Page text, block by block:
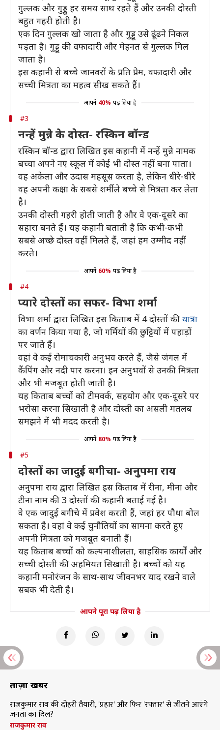
गुल्लक और गुड्डू हर समय साथ रहते हैं और उनकी दोस्ती
बहुत गहरी होती है।
एक दिन गुल्लक खो जाता है और गुड्डू उसे ढूंढने निकल
पड़ता है। गुड्डू की वफादारी और मेहनत से गुल्लक मिल
जाता है।
इस कहानी से बच्चे जानवरों के प्रति प्रेम, वफादारी और
सच्ची मित्रता का महत्व सीख सकते हैं।
आपने 40% पढ़ लिया है
#3
नन्हें मुन्ने के दोस्त- रस्किन बॉन्ड
रस्किन बॉन्ड द्वारा लिखित इस कहानी में नन्हें मुन्ने नामक
बच्चा अपने नए स्कूल में कोई भी दोस्त नहीं बना पाता।
वह अकेला और उदास महसूस करता है, लेकिन धीरे-धीरे
वह अपनी कक्षा के सबसे शर्मीले बच्चे से मित्रता कर लेता
है।
उनकी दोस्ती गहरी होती जाती है और वे एक-दूसरे का
सहारा बनते हैं। यह कहानी बताती है कि कभी-कभी
सबसे अच्छे दोस्त वहीं मिलते हैं, जहां हम उम्मीद नहीं
करते।
आपने 60% पढ़ लिया है
#4
प्यारे दोस्तों का सफर- विभा शर्मा
विभा शर्मा द्वारा लिखित इस किताब में 4 दोस्तों की यात्रा
का वर्णन किया गया है, जो गर्मियों की छुट्टियों में पहाड़ों
पर जाते हैं।
वहां वे कई रोमांचकारी अनुभव करते हैं, जैसे जंगल में
कैंपिंग और नदी पार करना। इन अनुभवों से उनकी मित्रता
और भी मजबूत होती जाती है।
यह किताब बच्चों को टीमवर्क, सहयोग और एक-दूसरे पर
भरोसा करना सिखाती है और दोस्ती का असली मतलब
समझने में भी मदद करती है।
आपने 80% पढ़ लिया है
#5
दोस्तों का जादुई बगीचा- अनुपमा राय
अनुपमा राय द्वारा लिखित इस किताब में रीना, मीना और
टीना नाम की 3 दोस्तों की कहानी बताई गई है।
वे एक जादुई बगीचे में प्रवेश करती हैं, जहां हर पौधा बोल
सकता है। वहां वे कई चुनौतियों का सामना करते हुए
अपनी मित्रता को मजबूत बनाती हैं।
यह किताब बच्चों को कल्पनाशीलता, साहसिक कार्यों और
सच्ची दोस्ती की अहमियत सिखाती है। बच्चों को यह
कहानी मनोरंजन के साथ-साथ जीवनभर याद रखने वाले
सबक भी देती है।
आपने पूरा पढ़ लिया है
ताज़ा खबरें
राजकुमार राव की दोहरी तैयारी, 'प्रहार' और फिर 'रफ्तार' से जीतने आएंगे
जनता का दिल?
राजकुमार राव